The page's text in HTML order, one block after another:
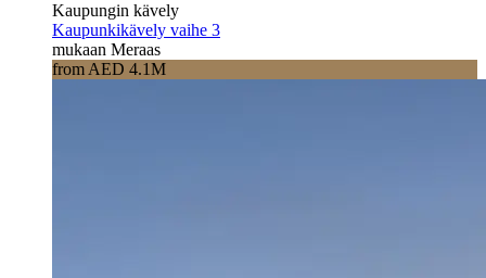
Kaupungin kävely
Kaupunkikävely vaihe 3
mukaan Meraas
from AED 4.1M